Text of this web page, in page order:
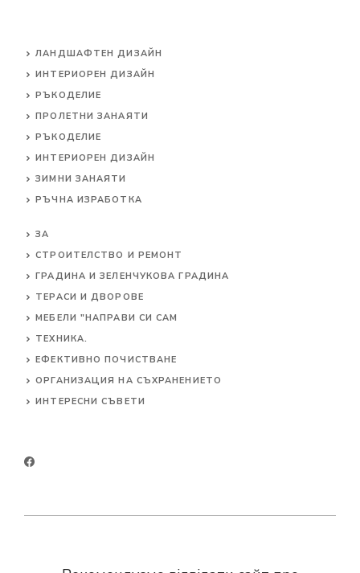
ЛАНДШАФТЕН ДИЗАЙН
ИНТЕРИОРЕН ДИЗАЙН
РЪКОДЕЛИЕ
ПРОЛЕТНИ ЗАНАЯТИ
РЪКОДЕЛИЕ
ИНТЕРИОРЕН ДИЗАЙН
ЗИМНИ ЗАНАЯТИ
РЪЧНА ИЗРАБОТКА
ЗА
СТРОИТЕЛСТВО И РЕМОНТ
ГРАДИНА И ЗЕЛЕНЧУКОВА ГРАДИНА
ТЕРАСИ И ДВОРОВЕ
МЕБЕЛИ "НАПРАВИ СИ САМ
ТЕХНИКА.
ЕФЕКТИВНО ПОЧИСТВАНЕ
ОРГАНИЗАЦИЯ НА СЪХРАНЕНИЕТО
ИНТЕРЕСНИ СЪВЕТИ